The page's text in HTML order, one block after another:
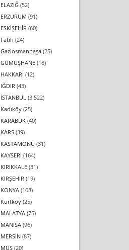
ELAZIĞ(52)
ERZURUM (91)
ESKİŞEHİR (60)
Fatih (24)
Gaziosmanpaşa(25)
GÜMÜŞHANE(18)
HAKKARİ (12)
IĞDIR (43)
İSTANBUL (3.522)
Kadıköy(25)
KARABÜK(40)
KARS(39)
KASTAMONU (31)
KAYSERİ (164)
KIRIKKALE(31)
KIRŞEHİR (19)
KONYA(168)
Kurtköy(25)
MALATYA(75)
MANİSA(96)
MERSİN(87)
MUŞ(20)